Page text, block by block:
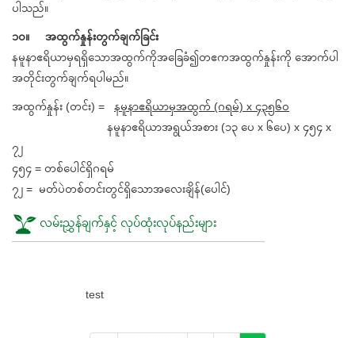
ပါသည်။
၁၀။ အထွက်နှုန်းတွက်ချက်ခြင်း
နမူနာဧရိယာမှရရှိသောအထွက်ကိုအခြေခံ၍တဧကအထွက်နှုန်းကို အောက်ပါ
အတိုင်းတွက်ချက်ရပါမည်။
အထွက်နှုန်း (တင်း) = နမူနာဧရိယာမှအထွက် (ဂရမ်) x ၄၃၅၆၀
နမူနာဧရိယာအရွယ်အစား (၁၃ ပေ x ၆ပေ) x ၄၅၄ x
၇၂
၄၅၄ = တစ်ပေါင်ရှိဂရမ်
၇၂ = မတ်ပဲတစ်တင်းတွင်ရှိသောအလေးချိန်(ပေါင်)
လမ်းညွှန်ချက်နှင့် လုပ်ထုံးလုပ်နည်းများ
test